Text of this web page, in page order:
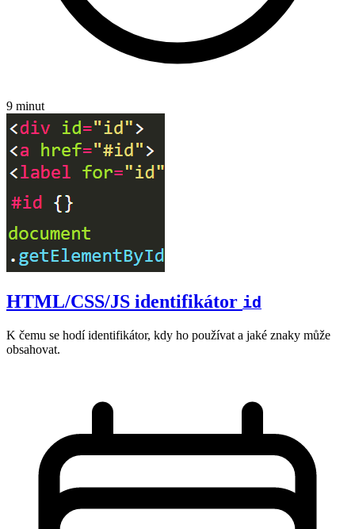
9 minut
HTML/CSS/JS identifikátor id
K čemu se hodí identifikátor, kdy ho používat a jaké znaky může
obsahovat.